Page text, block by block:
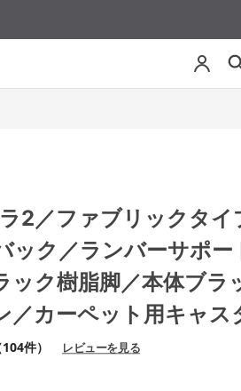
2／ファブリックタイ
ック／ランバーサポー
ック樹脂脚／本体ブラ
／カーペット用キャス
104件） レビューを見る